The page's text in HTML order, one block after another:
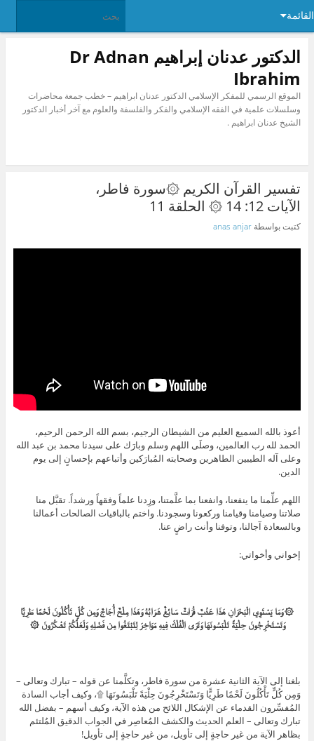
القائمة
الدكتور عدنان إبراهيم Dr Adnan
Ibrahim
الموقع الرسمي للمفكر الإسلامي الدكتور عدنان ابراهيم – خطب جمعة محاضرات
وسلسلات علمية في الفقه الإسلامي والفكر والفلسفة والعلوم مع آخر أخبار الدكتور
الشيخ عدنان ابراهيم .
تفسير القرآن الكريم ۞سورة فاطر،
الآيات 12: 14 ۞ الحلقة 11
كتبت بواسطة anas anjar
أعوذ بالله السميع العليم من الشيطان الرجيم، بسم الله الرحمن الرحيم،
الحمد لله رب العالمين، وصلَى اللهم وسلم وبارَك على سيدنا محمد بن عبد الله
وعلى آله الطيبين الطاهرين وصحابته المُبارَكين وأتباعهم بإحسانٍ إلى يوم
الدين.
اللهم علِّمنا ما ينفعنا، وانفعنا بما علَّمتنا، وزِدنا علماً وفقهاً ورشداً. تقبَّل منا
صلاتنا وصيامنا وقيامنا وركعونا وسجودنا. واختم بالباقيات الصالحات أعمالنا
وبالسعادة آجالنا، وتوفنا وأنت راضٍ عنا.
إخواني وأخواتي:
۞ وَمَا يَسْتَوِي الْبَحْرَانِ هَذَا عَذْبٌ فُرَاتٌ سَائِغٌ شَرَابُهُ وَهَذَا مِلْحٌ أُجَاجٌ وَمِن كُلٍّ تَأْكُلُونَ لَحْمًا طَرِيًّا
وَتَسْتَخْرِجُونَ حِلْيَةً تَلْبَسُونَهَا وَتَرَى الْفُلْكَ فِيهِ مَوَاخِرَ لِتَبْتَغُوا مِن فَضْلِهِ وَلَعَلَّكُمْ تَشْكُرُونَ ۞
بلغنا إلى الآية الثانية عشرة من سورة فاطر، وتكلَّمنا عن قوله – تبارك وتعالى –
وَمِن كُلٍّ تَأْكُلُونَ لَحْمًا طَرِيًّا وَتَسْتَخْرِجُونَ حِلْيَةً تَلْبَسُونَهَا ۩، وكيف أجاب السادة
المُفسِّرون القدماء عن الإشكال اللائح من هذه الآية، وكيف أسهم – بفضل الله
تبارك وتعالى – العلم الحديث والكشف المُعاصِر في الجواب الدقيق المُلتئم
بظاهر الآية من غير حاجةٍ إلى تأويل، من غير حاجةٍ إلى تأويل!